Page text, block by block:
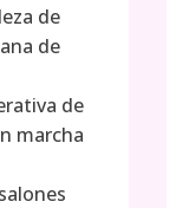
de
de
de
marcha